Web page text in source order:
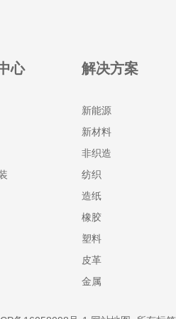
心 解决方案
新能源
新材料
非织造
纺织
造纸
橡胶
塑料
皮革
金属